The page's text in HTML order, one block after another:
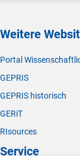
Weitere
Portal
GEPRIS
GEPRIS historisch
GERiT
RIsources
Service